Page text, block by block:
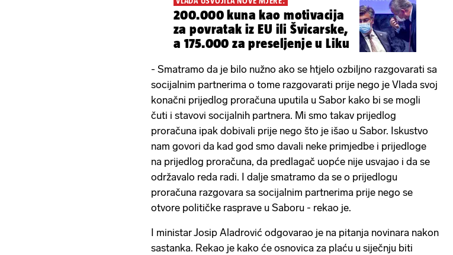
200.000 kuna kao motivacija
za povratak iz EU ili Švicarske,
a 175.000 za preseljenje u Liku
- Smatramo da je bilo nužno ako se htjelo ozbiljno razgovarati sa
socijalnim partnerima o tome razgovarati prije nego je Vlada svoj
konačni prijedlog proračuna uputila u Sabor kako bi se mogli
čuti i stavovi socijalnih partnera. Mi smo takav prijedlog
proračuna ipak dobivali prije nego što je išao u Sabor. Iskustvo
nam govori da kad god smo davali neke primjedbe i prijedloge
na prijedlog proračuna, da predlagač uopće nije usvajao i da se
održavalo reda radi. I dalje smatramo da se o prijedlogu
proračuna razgovara sa socijalnim partnerima prije nego se
otvore političke rasprave u Saboru - rekao je.
I ministar Josip Aladrović odgovarao je na pitanja novinara nakon
sastanka. Rekao je kako će osnovica za plaću u siječnju biti